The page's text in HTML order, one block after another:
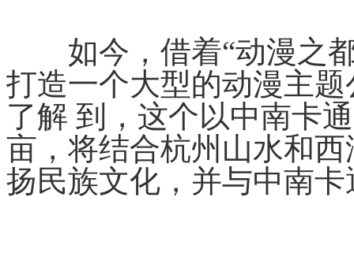
如今，借着“动漫之都
打造一个大型的动漫主
了解 到，这个以中南卡
亩，将结合杭州山水和
扬民族文化，并与中南